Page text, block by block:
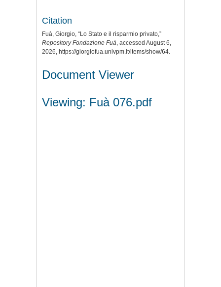
Citation
Fuà, Giorgio, “Lo Stato e il risparmio privato,”
Repository Fondazione Fuà, accessed August 6,
2026, https://giorgiofua.univpm.it/items/show/64.
Document Viewer
Viewing: Fuà 076.pdf